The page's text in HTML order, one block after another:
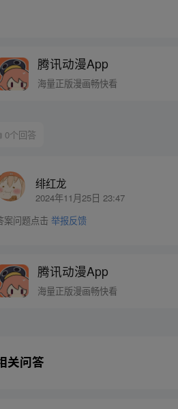
腾讯动漫App
海量正版漫画畅快看
0个回答
绯红龙
2024年11月25日 23:47
案问题点击举报反馈
腾讯动漫App
海量正版漫画畅快看
关问答